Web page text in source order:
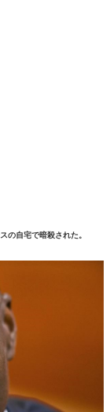
の自宅で暗殺された。